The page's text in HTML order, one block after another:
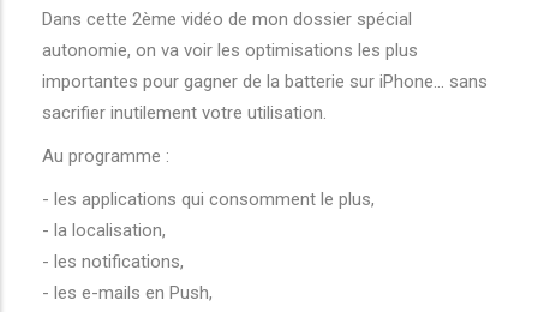
Dans cette 2ème vidéo de mon dossier spécial
autonomie, on va voir les optimisations les plus
importantes pour gagner de la batterie sur iPhone… sans
sacrifier inutilement votre utilisation.
Au programme :
- les applications qui consomment le plus,
- la localisation,
- les notifications,
- les e-mails en Push,